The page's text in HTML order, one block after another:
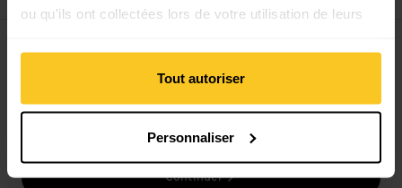
ou qu'ils ont collectées lors de votre utilisation de leurs
Tout autoriser
Personnaliser
S'inscrire à la newsletter
Continuer